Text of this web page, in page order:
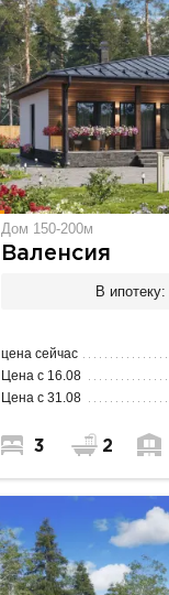
Дом 150-200м
Валенсия
В ипотеку:
цена сейчас
Цена с 16.08
Цена с 31.08
3 2